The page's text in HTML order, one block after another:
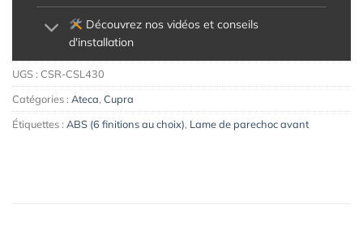
Découvrez nos vidéos et conseils
d'installation
UGS : CSR-CSL430
Catégories : Ateca, Cupra
Étiquettes : ABS (6 finitions au choix), Lame de parechoc avant